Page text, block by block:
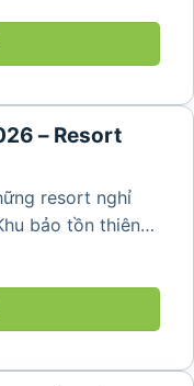
– Resort
resort nghỉ
bảo tồn thiên
vị trí giữa
non hùng vĩ cùng